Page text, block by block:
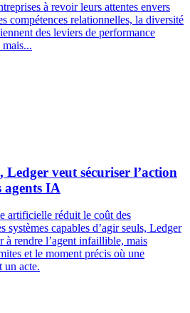
à revoir leurs attentes envers
compétences relationnelles, la diversité
des leviers de performance
Ledger veut sécuriser l’action
agents IA
artificielle réduit le coût des
systèmes capables d’agir seuls, Ledger
à rendre l’agent infaillible, mais
et le moment précis où une
un acte.